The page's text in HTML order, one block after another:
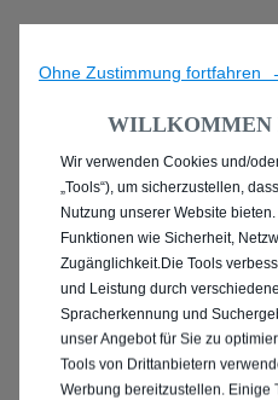
Ohne Zustimmung fortfahren
WILLKOMMEN
Wir verwenden Cookies und/
„Tools“), um sicherzustellen,
Nutzung unserer Website
Funktionen wie Sicherheit,
Zugänglichkeit.Die Tools
und Leistung durch
Spracherkennung und
unser Angebot für Sie zu
Tools von Drittanbietern
Werbung bereitzustellen. Einige